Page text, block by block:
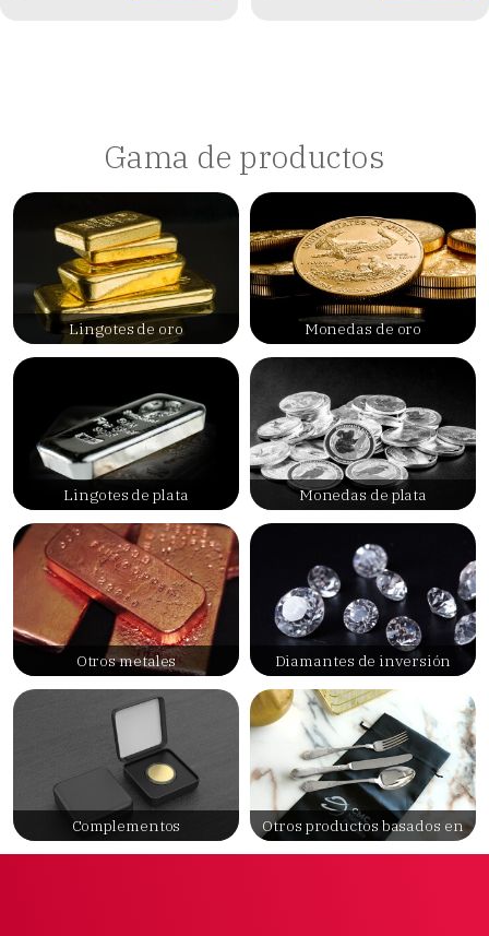
Gama de productos
Lingotes de oro Monedas de oro
Lingotes de plata Monedas de plata
Otros metales Diamantes de inversión
Complementos
Otros productos basados en
metales